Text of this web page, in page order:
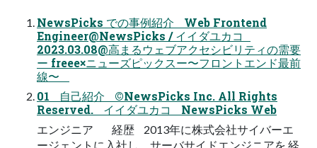
NewsPicks での事例紹介 Web Frontend
Engineer@NewsPicks / イイダユカコ
2023.03.08@高まるウェブアクセシビリティの需要
ー freee×ニューズピックスー〜フロントエンド最前
線〜
01 自己紹介 ©NewsPicks Inc. All Rights
Reserved. イイダユカコ NewsPicks Web
エンジニア 経歴 2013年に株式会社サイバーエ
ージェントに入社し、サーバサイドエンジニアを 経